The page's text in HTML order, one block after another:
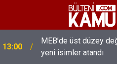
13:00
MEB’de üst düzey
yeni isimler atandı